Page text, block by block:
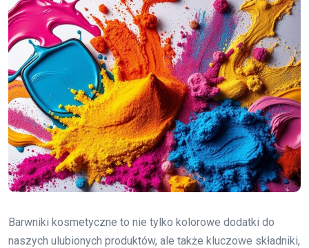
Barwniki kosmetyczne to nie tylko kolorowe dodatki do
naszych ulubionych produktów, ale także kluczowe składniki,